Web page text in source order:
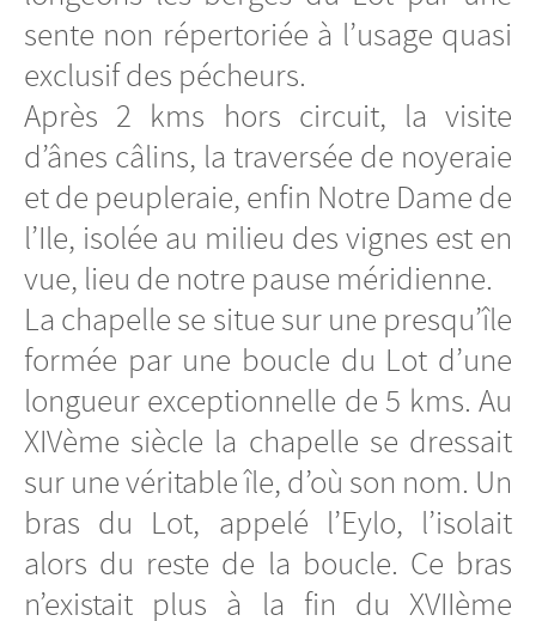
sente non répertoriée à l’usage quasi
exclusif des pécheurs.
Après 2 kms hors circuit, la visite
d’ânes câlins, la traversée de noyeraie
et de peupleraie, enfin Notre Dame de
l’Ile, isolée au milieu des vignes est en
vue, lieu de notre pause méridienne.
La chapelle se situe sur une presqu’île
formée par une boucle du Lot d’une
longueur exceptionnelle de 5 kms. Au
XIVème siècle la chapelle se dressait
sur une véritable île, d’où son nom. Un
bras du Lot, appelé l’Eylo, l’isolait
alors du reste de la boucle. Ce bras
n’existait plus à la fin du XVIIème